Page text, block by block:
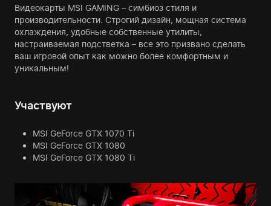
Видеокарты MSI GAMING – симбиоз стиля и
производительности. Строгий дизайн, мощная система
охлаждения, удобные собственные утилиты,
настраиваемая подстветка – все это призвано сделать
ваш игровой опыт как можно более комфортным и
уникальным!
Участвуют
MSI GeForce GTX 1070 Ti
MSI GeForce GTX 1080
MSI GeForce GTX 1080 Ti